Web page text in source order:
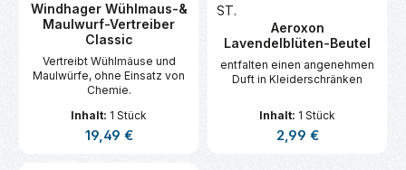
Windhager Wühlmaus-&
Maulwurf-Vertreiber
Classic
Vertreibt Wühlmäuse und
Maulwürfe, ohne Einsatz von
Chemie.
Inhalt: 1 Stück
Regulärer Preis:
19,49 €
Aeroxon
Lavendelblüten-Beutel
entfalten einen angenehmen
Duft in Kleiderschränken
Inhalt: 1 Stück
Regulärer Preis:
2,99 €